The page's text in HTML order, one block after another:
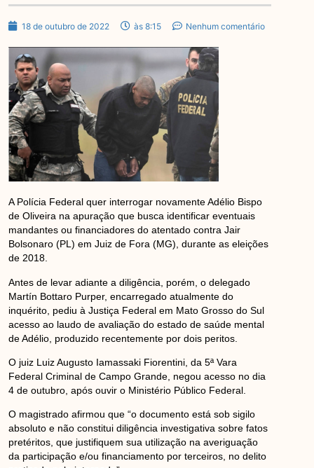
18 de outubro de 2022 às 8:15 Nenhum comentário
A Polícia Federal quer interrogar novamente Adélio Bispo
de Oliveira na apuração que busca identificar eventuais
mandantes ou financiadores do atentado contra Jair
Bolsonaro (PL) em Juiz de Fora (MG), durante as eleições
de 2018.
Antes de levar adiante a diligência, porém, o delegado
Martín Bottaro Purper, encarregado atualmente do
inquérito, pediu à Justiça Federal em Mato Grosso do Sul
acesso ao laudo de avaliação do estado de saúde mental
de Adélio, produzido recentemente por dois peritos.
O juiz Luiz Augusto Iamassaki Fiorentini, da 5ª Vara
Federal Criminal de Campo Grande, negou acesso no dia
4 de outubro, após ouvir o Ministério Público Federal.
O magistrado afirmou que “o documento está sob sigilo
absoluto e não constitui diligência investigativa sobre fatos
pretéritos, que justifiquem sua utilização na averiguação
da participação e/ou financiamento por terceiros, no delito